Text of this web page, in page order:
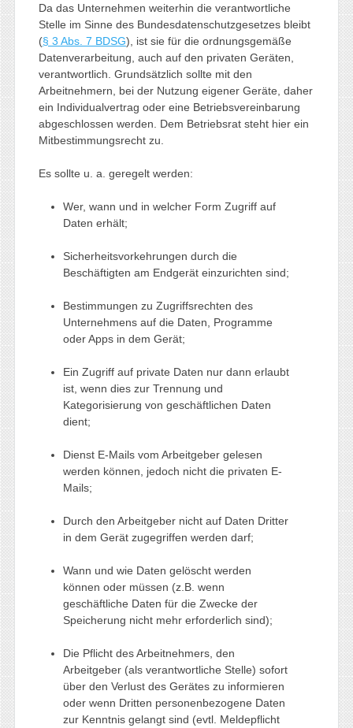
Da das Unternehmen weiterhin die verantwortliche
Stelle im Sinne des Bundesdatenschutzgesetzes bleibt
(§ 3 Abs. 7 BDSG), ist sie für die ordnungsgemäße
Datenverarbeitung, auch auf den privaten Geräten,
verantwortlich. Grundsätzlich sollte mit den
Arbeitnehmern, bei der Nutzung eigener Geräte, daher
ein Individualvertrag oder eine Betriebsvereinbarung
abgeschlossen werden. Dem Betriebsrat steht hier ein
Mitbestimmungsrecht zu.
Es sollte u. a. geregelt werden:
Wer, wann und in welcher Form Zugriff auf
Daten erhält;
Sicherheitsvorkehrungen durch die
Beschäftigten am Endgerät einzurichten sind;
Bestimmungen zu Zugriffsrechten des
Unternehmens auf die Daten, Programme
oder Apps in dem Gerät;
Ein Zugriff auf private Daten nur dann erlaubt
ist, wenn dies zur Trennung und
Kategorisierung von geschäftlichen Daten
dient;
Dienst E-Mails vom Arbeitgeber gelesen
werden können, jedoch nicht die privaten E-
Mails;
Durch den Arbeitgeber nicht auf Daten Dritter
in dem Gerät zugegriffen werden darf;
Wann und wie Daten gelöscht werden
können oder müssen (z.B. wenn
geschäftliche Daten für die Zwecke der
Speicherung nicht mehr erforderlich sind);
Die Pflicht des Arbeitnehmers, den
Arbeitgeber (als verantwortliche Stelle) sofort
über den Verlust des Gerätes zu informieren
oder wenn Dritten personenbezogene Daten
zur Kenntnis gelangt sind (evtl. Meldepflicht